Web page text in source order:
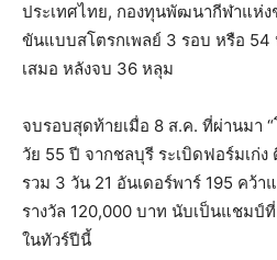
ประเทศไทย, กองทุนพัฒนากีฬาแห่
ขันแบบสโตรกเพลย์ 3 รอบ หรือ
เสมอ หลังจบ 36 หลุม
จบรอบสุดท้ายเมื่อ 8 ส.ค. ที่ผ่านมา
วัย 55 ปี จากชลบุรี ระเบิดฟอร์มเก่ง
รวม 3 วัน 21 อันเดอร์พาร์ 195 คว้
รางวัล 120,000 บาท นับเป็นแชมป์
ในทัวร์ปีนี้